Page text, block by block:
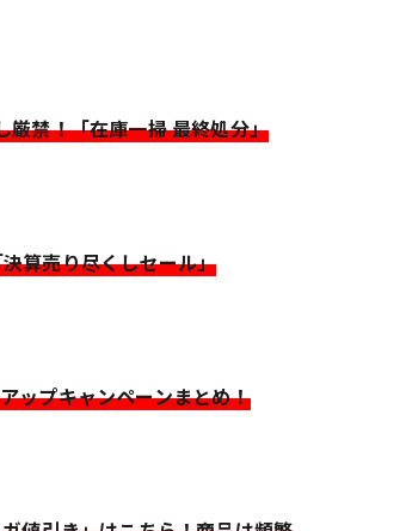
厳禁！「在庫一掃 最終処分」
算売り尽くしセール」
ップキャンペーンまとめ！